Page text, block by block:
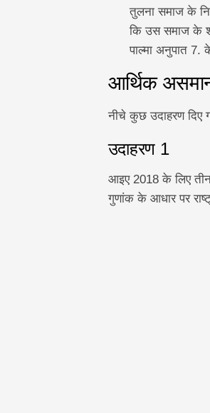
तुलना समाज के
कि उस समाज के
पाल्मा अनुपात 7.
आर्थिक
नीचे कुछ उदाहरण दिए
उदाहरण 1
आइए 2018 के लिए
गुणांक के आधार पर